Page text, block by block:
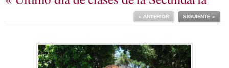
SIGUIENTE »
« ANTERIOR